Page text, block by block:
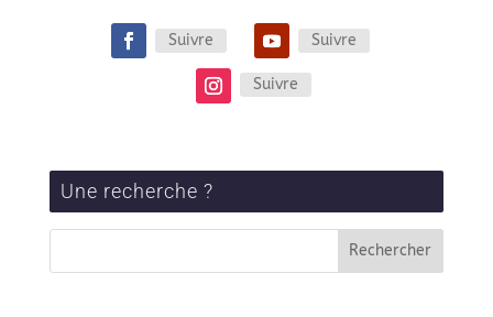
Suivre Suivre
Suivre
Une recherche ?